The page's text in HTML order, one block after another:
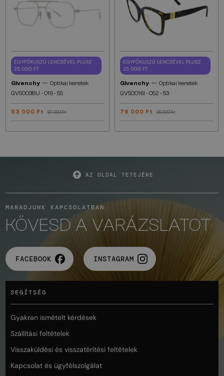
EGYFÓKUSZÚ LENCSÉVEL PLUSZ
25 000 FT
Givenchy — Optikai keretek
GV50038U - 016 - 55
53 000 Ft 67 000 Ft
EGYFÓKUSZÚ LENCSÉVEL PLUSZ
25 000 FT
Givenchy — Optikai keretek
GV50016I - 052 - 53
76 000 Ft 95 000 Ft
AZ OLDAL TETEJÉRE
MARADJUNK KAPCSOLATBAN
KÖVESD A VARÁZSLATOT
FACEBOOK INSTAGRAM
SEGÍTSÉG
Gyakran ismételt kérdések
Szállítási feltételek
Visszaküldési és visszatérítési feltételek
Kapcsolat és ügyfélszolgálat